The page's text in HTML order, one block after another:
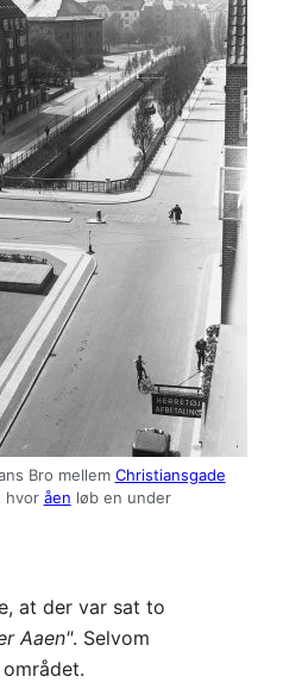
Bro mellem Christiansgade
hvor åen løb en under
at der var sat to
Aaen". Selvom